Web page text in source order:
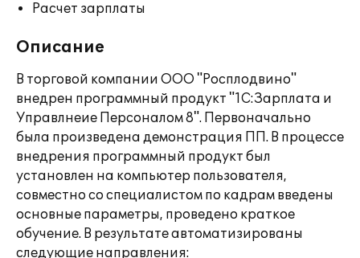
Расчет зарплаты
Описание
В торговой компании ООО "Росплодвино"
внедрен программный продукт "1С:Зарплата и
Управлнеие Персоналом 8". Первоначально
была произведена демонстрация ПП. В процессе
внедрения программный продукт был
установлен на компьютер пользователя,
совместно со специалистом по кадрам введены
основные параметры, проведено краткое
обучение. В результате автоматизированы
следующие направления: